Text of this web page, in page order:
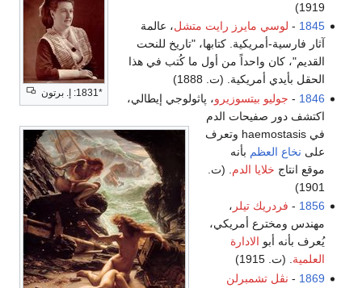
*1831: إ. برتون
1919)
1845
- لوسي مايرز رايت متشل، عالمة
آثار فارسية-أمريكية. كتابها، "تاريخ للنحت
القديم"، كان واحداً من أول ما كُتب في هذا
الحقل بأيدي أمريكية. (ت. 1888)
1846
- جوليو بيتسوزيرو، پاثولوجي إيطالي،
اكتشف دور صفيحات الدم
في haemostasis وتعرف
على نخاع العظم بأنه
موقع انتاج خلايا الدم . (ت.
1901)
1856
- فردريك تيلر ،
مهندس ومخترع أمريكي،
يُعرف بأنه أبو الادارة
العلمية . (ت. 1915)
1869
- نڤل تشمبرلن